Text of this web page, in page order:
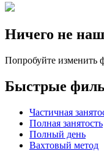
Ничего не
Попробуйте изменить
Быстрые
Частичная
Полная занятость
Полный день
Вахтовый метод